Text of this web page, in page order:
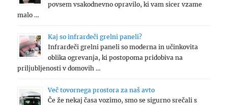
povsem vsakodnevno opravilo, ki vam sicer vzame
malo …
Kaj so infrardeči grelni paneli?
Infrardeči grelni paneli so moderna in učinkovita
oblika ogrevanja, ki postopoma pridobiva na
priljubljenosti v domovih …
Več tovornega prostora za naš avto
Če že nekaj časa vozimo, smo se sigurno srečali s